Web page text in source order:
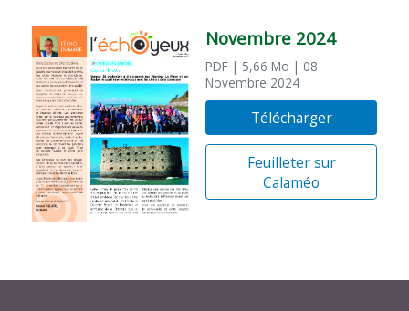
Novembre 2024
PDF | 5,66 Mo | 08
Novembre 2024
Télécharger
Feuilleter sur
Calaméo